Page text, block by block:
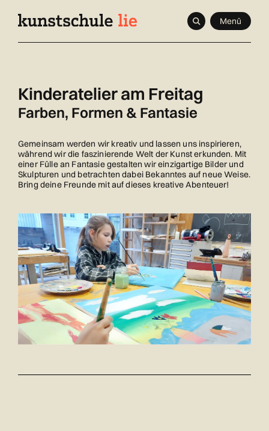
Navigieren
Seitenkontext Menü
Kinderatelier am Freitag
Farben, Formen & Fantasie
Gemeinsam werden wir kreativ und lassen uns inspirieren,
während wir die faszinierende Welt der Kunst erkunden. Mit
einer Fülle an Fantasie gestalten wir einzigartige Bilder und
Skulpturen und betrachten dabei Bekanntes auf neue Weise.
Bring deine Freunde mit auf dieses kreative Abenteuer!